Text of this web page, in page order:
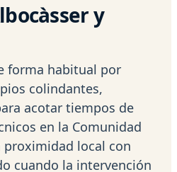
y
forma habitual por
colindantes,
acotar tiempos de
en la Comunidad
proximidad local con
cuando la intervención